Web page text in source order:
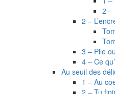
2 –
2 –
3 – Pile
4 – Ce
Au seuil des
1 – Au